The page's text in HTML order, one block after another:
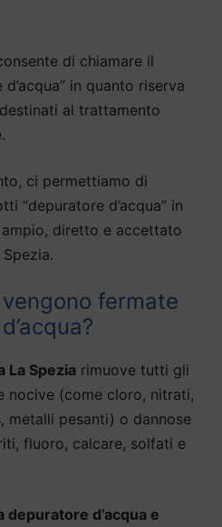
di chiamare il
in quanto riserva
al trattamento
ci permettiamo di
“depuratore d’acqua” in
diretto e accettato
fermate
La Spezia rimuove tutti gli
nocive (come cloro, nitrati,
metalli pesanti) o dannose
fluoro, calcare, solfati e
d’acqua e